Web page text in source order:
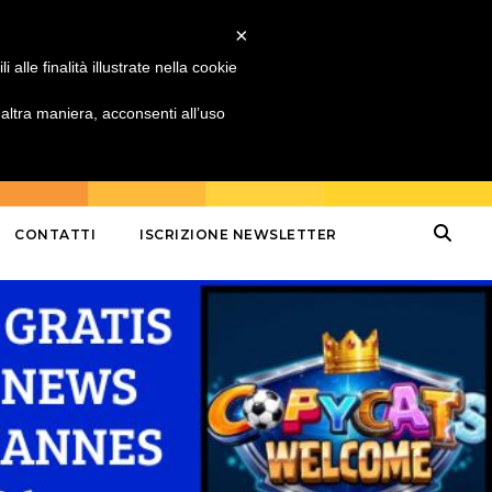
CONTATTI ISCRIZIONE NEWSLETTER
×
alle finalità illustrate nella cookie
maniera, acconsenti all’uso